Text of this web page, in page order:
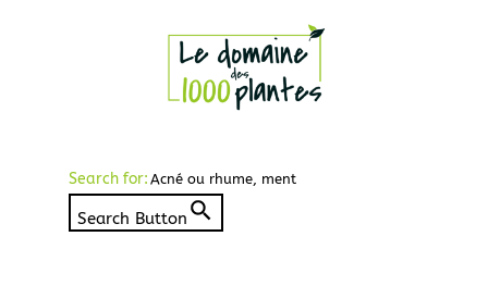
Search for:
Search Button